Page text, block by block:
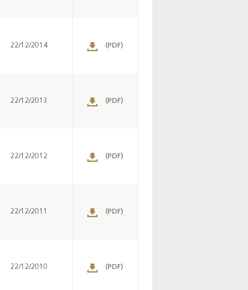
22/12/2014 (PDF)
22/12/2013 (PDF)
22/12/2012 (PDF)
22/12/2011 (PDF)
22/12/2010 (PDF)